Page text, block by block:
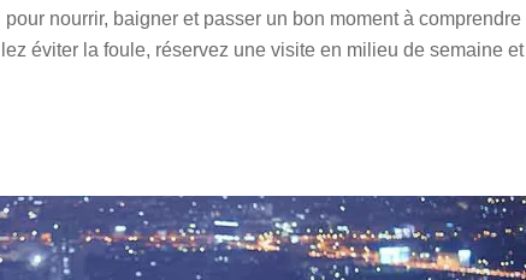
nourrir, baigner et passer un bon moment à comprendre
éviter la foule, réservez une visite en milieu de semaine et